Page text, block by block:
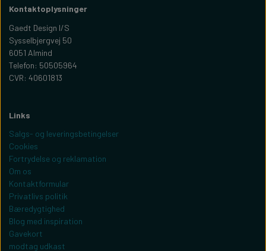
Kontaktoplysninger
Gaedt Design I/S
Sysselbjergvej 50
6051 Almind
Telefon: 50505964
CVR: 40601813
Links
Salgs- og leveringsbetingelser
Cookies
Fortrydelse og reklamation
Om os
Kontaktformular
Privatlivs politik
Bæredygtighed
Blog med inspiration
Gavekort
modtag udkast